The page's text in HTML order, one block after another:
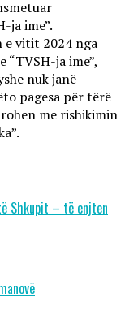
ja ime”.
e vitit 2024 nga
“TVSH-ja ime”,
nuk janë
pagesa për tërë
me rishikimin
Shkupit – të enjten